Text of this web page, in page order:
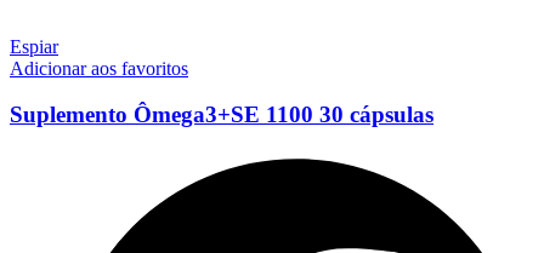
Espiar
Adicionar aos favoritos
Suplemento Ômega3+SE 1100 30 cápsulas